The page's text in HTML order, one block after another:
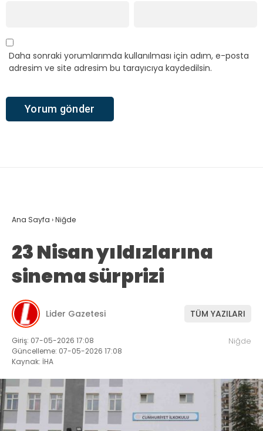
Daha sonraki yorumlarımda kullanılması için adım, e-posta
adresim ve site adresim bu tarayıcıya kaydedilsin.
Ana Sayfa ›Niğde
23 Nisan yıldızlarına
sinema sürprizi
Lider Gazetesi TÜM YAZILARI
Giriş: 07-05-2026 17:08
Güncelleme: 07-05-2026 17:08
Kaynak: İHA
Niğde